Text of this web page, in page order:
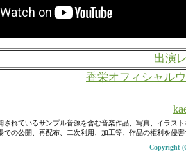
出演
香栄オフィシャル
されているサンプル音源を含む音楽作品、写真、イラス
での公開、再配布、二次利用、加工等、作品の権利を侵
Copyright